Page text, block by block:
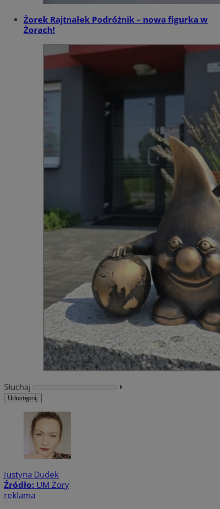
Żorek Rajtnałek Podróżnik – nowa figurka w
Żorach!
Słuchaj ⏵︎
Udostępnij
Justyna Dudek
Źródło: UM Żory
reklama